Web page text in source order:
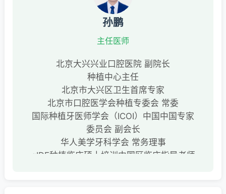
孙鹏
主任医师
北京大兴兴业口腔医院 副院长
种植中心主任
北京市大兴区卫生首席专家
北京市口腔医学会种植专委会 常委
国际种植牙医师学会（ICOI）中国中国专家
委员会 副会长
华人美学牙科学会 常务理事
gIDE种植临床硕士培训中国区临床指导老师